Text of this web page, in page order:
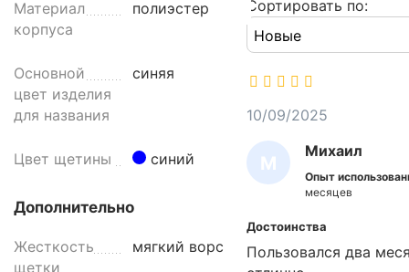
V
-
2
5
1
-
3
.
р
Материал
корпуса
полиэстер
Основной
цвет изделия
для названия
синяя
Цвет щетины синий
Дополнительно
Жесткость
щетки
мягкий ворс
Сортировать по:
М
И
Михаил
Опыт
месяцев
10/09/2025
Достоинства
Пользовался два